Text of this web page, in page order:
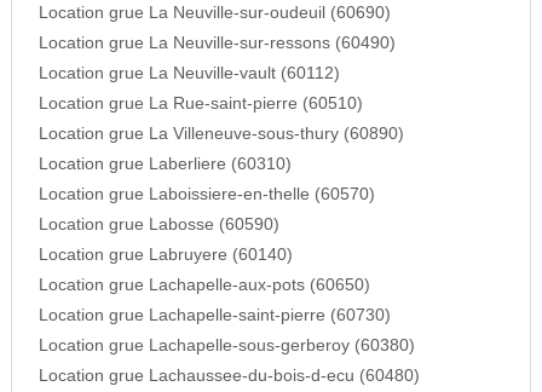
Location grue La Neuville-sur-oudeuil (60690)
Location grue La Neuville-sur-ressons (60490)
Location grue La Neuville-vault (60112)
Location grue La Rue-saint-pierre (60510)
Location grue La Villeneuve-sous-thury (60890)
Location grue Laberliere (60310)
Location grue Laboissiere-en-thelle (60570)
Location grue Labosse (60590)
Location grue Labruyere (60140)
Location grue Lachapelle-aux-pots (60650)
Location grue Lachapelle-saint-pierre (60730)
Location grue Lachapelle-sous-gerberoy (60380)
Location grue Lachaussee-du-bois-d-ecu (60480)